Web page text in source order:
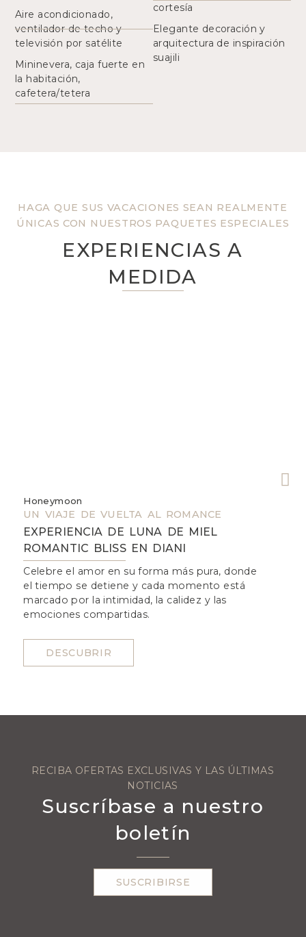
Aire acondicionado,
ventilador de techo y
televisión por satélite
Mininevera, caja fuerte en
la habitación,
cafetera/tetera
cortesía
Elegante decoración y
arquitectura de inspiración
suajili
HAGA QUE SUS VACACIONES SEAN REALMENTE
ÚNICAS CON NUESTROS PAQUETES ESPECIALES
EXPERIENCIAS A
MEDIDA
Honeymoon
UN VIAJE DE VUELTA AL ROMANCE
EXPERIENCIA DE LUNA DE MIEL
ROMANTIC BLISS EN DIANI
Celebre el amor en su forma más pura, donde
el tiempo se detiene y cada momento está
marcado por la intimidad, la calidez y las
emociones compartidas.
DESCUBRIR
RECIBA OFERTAS EXCLUSIVAS Y LAS ÚLTIMAS
NOTICIAS
Suscríbase a nuestro
boletín
SUSCRIBIRSE